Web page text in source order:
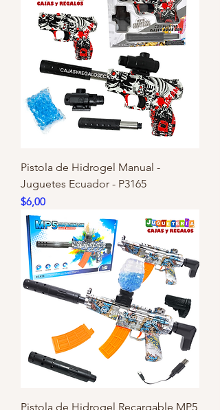
Pistola de Hidrogel Manual -
Juguetes Ecuador - P3165
Precio
$6,00
Pistola de Hidrogel Recargable MP5